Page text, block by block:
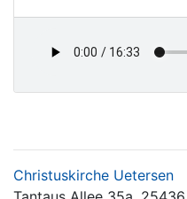
Christuskirche Uetersen